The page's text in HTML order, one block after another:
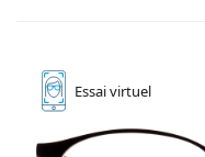
Essaivirtuel